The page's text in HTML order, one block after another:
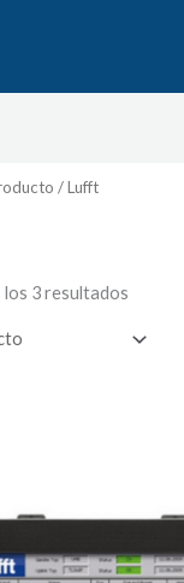
/ Lufft
3 resultados